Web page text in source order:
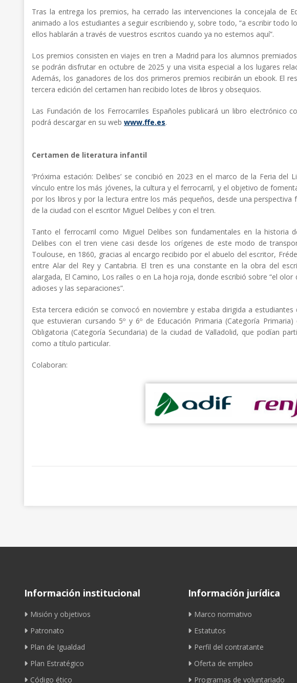
Tras la entrega los premios, ha cerrado las intervenciones la concejala de
animado a los estudiantes a seguir escribiendo y, sobre todo, “a escribir todo
ellos hablarán a través de vuestros escritos cuando ya no estemos aquí”.
Los premios consisten en viajes en tren a Madrid para los alumnos
se podrán disfrutar en octubre de 2025 y una visita especial a los lugares
Además, los ganadores de los dos primeros premios recibirán un ebook. El
tercera edición del certamen han recibido lotes de libros y obsequios.
Las Fundación de los Ferrocarriles Españoles publicará un libro electrónico
podrá descargar en su web www.ffe.es.
Certamen de literatura infantil
‘Próxima estación: Delibes’ se concibió en 2023 en el marco de la Feria del
vínculo entre los más jóvenes, la cultura y el ferrocarril, y el objetivo de
por los libros y por la lectura entre los más pequeños, desde una perspectiva
de la ciudad con el escritor Miguel Delibes y con el tren.
Tanto el ferrocarril como Miguel Delibes son fundamentales en la historia
Delibes con el tren viene casi desde los orígenes de este modo de
Toulouse, en 1860, gracias al encargo recibido por el abuelo del escritor,
entre Alar del Rey y Cantabria. El tren es una constante en la obra del
alargada, El Camino, Los raíles o en La hoja roja, donde escribió sobre “el
adioses y las separaciones”.
Esta tercera edición se convocó en noviembre y estaba dirigida a
que estuvieran cursando 5º y 6º de Educación Primaria (Categoría
Obligatoria (Categoría Secundaria) de la ciudad de Valladolid, que podían
como a título particular.
Colaboran:
Información institucional
Misión y objetivos
Patronato
Plan de Igualdad
Plan Estratégico
Código ético
Información jurídica
Marco normativo
Estatutos
Perfil del contratante
Oferta de empleo
Programas de voluntariado